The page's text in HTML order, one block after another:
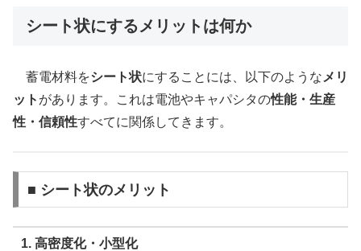
シート状にするメリットは何か
蓄電材料をシート状にすることには、以下のような メリ
ット があります。これは電池やキャパシタの性能・生産
性・信頼性すべてに関係してきます。
■ シート状のメリット
1. 高密度化・小型化